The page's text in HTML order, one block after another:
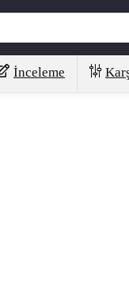
İnceleme